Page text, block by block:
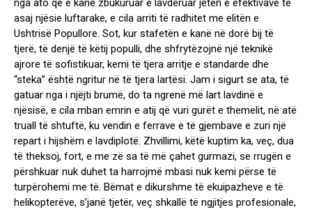
nga ato që e kanë zbukuruar e lavdëruar jetën e efektivave të
asaj njësie luftarake, e cila arriti të radhitet me elitën e
Ushtrisë Popullore. Sot, kur stafetën e kanë në dorë bij të
tjerë, të denjë të këtij populli, dhe shfrytëzojnë një teknikë
ajrore të sofistikuar, kemi të tjera arritje e standarde dhe
“steka” është ngritur në të tjera lartësi. Jam i sigurt se ata, të
gatuar nga i njëjti brumë, do ta ngrenë më lart lavdinë e
njësisë, e cila mban emrin e atij që vuri gurët e themelit, në atë
truall të shtuftë, ku vendin e ferrave e të gjembave e zuri një
repart i hijshëm e lavdiplotë. Zhvillimi, këtë kuptim ka, veç, dua
të theksoj, fort, e me zë sa të më çahet gurmazi, se rrugën e
përshkuar nuk duhet ta harrojmë mbasi nuk kemi përse të
turpërohemi me të. Bëmat e dikurshme të ekuipazheve e të
helikopterëve, s’janë tjetër, veç shkallë të ngjitjes profesionale,